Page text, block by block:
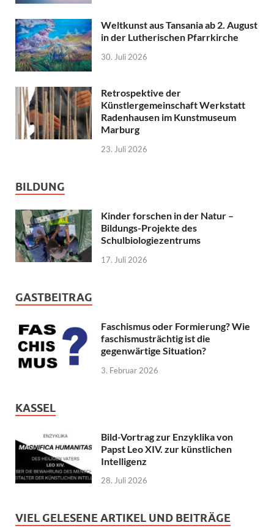
Weltkunst aus Tansania ab 2. August
in der Lutherischen Pfarrkirche
30. Juli 2026
Retrospektive der
Künstlergemeinschaft Werkstatt
Radenhausen im Kunstmuseum
Marburg
23. Juli 2026
BILDUNG
Kinder forschen in der Natur –
Bildungs-Projekte des
Schulbiologiezentrums
17. Juli 2026
GASTBEITRAG
Faschismus oder Formierung? Wie
faschismusträchtig ist die
gegenwärtige Situation?
3. Februar 2026
KASSEL
Bild-Vortrag zur Enzyklika von
Papst Leo XIV. zur künstlichen
Intelligenz
28. Juli 2026
VIEL GELESENE ARTIKEL UND BEITRÄGE